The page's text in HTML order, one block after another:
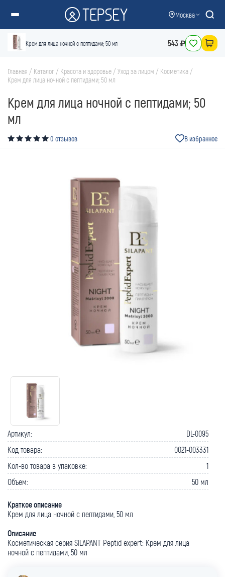
Москва
Крем для лица ночной с пептидами; 50 мл 543 ₽
Главная / Каталог / Красота и здоровье /Уход за лицом / Косметика /
Крем для лица ночной с пептидами; 50 мл
Крем для лица ночной с пептидами; 50
мл
0 отзывов В избранное
Артикул:
DL-0095
Код товара:
0021-003331
Кол-во товара в упаковке:
1
Объем:
50 мл
Краткое описание
Крем для лица ночной с пептидами, 50 мл
Описание
Косметическая серия SILAPANT Peptid expert: Крем для лица
ночной с пептидами, 50 мл